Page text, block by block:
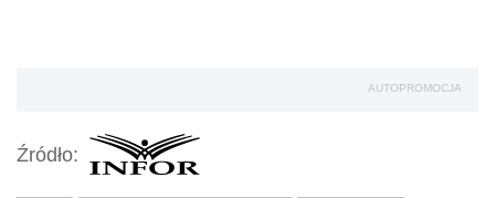
AUTOPROMOCJA
Źródło: